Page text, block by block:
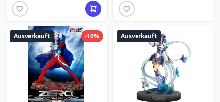
-10%
Ausverkauft Ausverkauft